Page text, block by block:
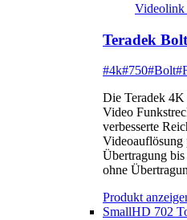
Teradek
#4k#750#Bolt
Die Teradek 4K
Video
verbesserte
Videoauflösung
Übertragung
ohne
Produkt
SmallHD 702